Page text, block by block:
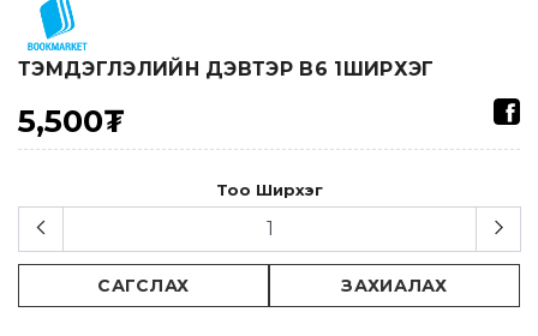
ТЭМДЭГЛЭЛИЙН ДЭВТЭР В6 1ШИРХЭГ
5,500₮
Тоо Ширхэг
САГСЛАХ ЗАХИАЛАХ